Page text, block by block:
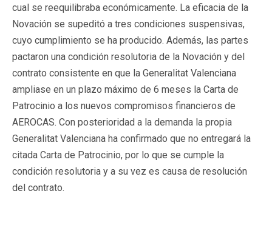
cual se reequilibraba económicamente. La eficacia de la
Novación se supeditó a tres condiciones suspensivas,
cuyo cumplimiento se ha producido. Además, las partes
pactaron una condición resolutoria de la Novación y del
contrato consistente en que la Generalitat Valenciana
ampliase en un plazo máximo de 6 meses la Carta de
Patrocinio a los nuevos compromisos financieros de
AEROCAS. Con posterioridad a la demanda la propia
Generalitat Valenciana ha confirmado que no entregará la
citada Carta de Patrocinio, por lo que se cumple la
condición resolutoria y a su vez es causa de resolución
del contrato.